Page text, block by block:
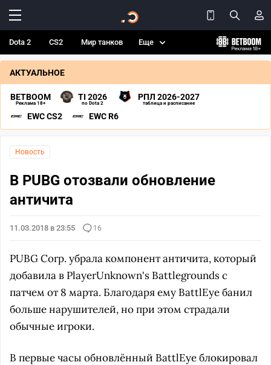
Dota 2 CS2 Мир танков Еще
АКТУАЛЬНОЕ
BETBOOM
Реклама 18+
TI 2026
по Dota 2
РПЛ 2026-2027
таблица и расписание
EWC CS2 EWC R6
Новость
В PUBG отозвали обновление
античита
11.03.2018 в 23:55 16
PUBG Corp. убрала компонент античита, который
добавила в PlayerUnknown's Battlegrounds с
патчем от 8 марта. Благодаря ему BattlEye банил
больше нарушителей, но при этом страдали
обычные игроки.
В первые часы обновлённый BattlEye блокировал